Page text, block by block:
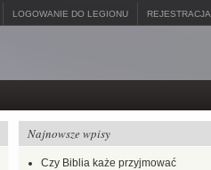
LOGOWANIE DO LEGIONU REJESTRACJA
Najnowsze wpisy
Czy Biblia każe przyjmować